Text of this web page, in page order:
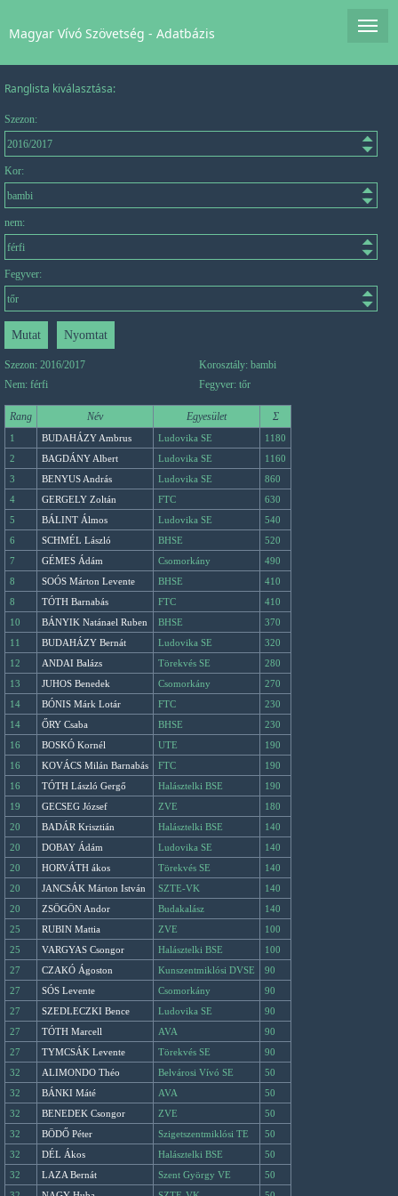
Magyar Vívó Szövetség - Adatbázis
Ranglista kiválasztása:
Szezon:
Kor:
nem:
Fegyver:
Szezon: 2016/2017
Korosztály: bambi
Nem: férfi
Fegyver: tőr
Rang Név Egyesület Σ
1 BUDAHÁZY Ambrus Ludovika SE
1180
2
BAGDÁNY Albert Ludovika SE
1160
3
BENYUS András Ludovika SE
860
4
GERGELY Zoltán FTC
630
5
BÁLINT Álmos Ludovika SE
540
6
SCHMÉL László BHSE
520
7
GÉMES Ádám Csomorkány
490
8
SOÓS Márton Levente BHSE
410
8
TÓTH Barnabás FTC
410
10
BÁNYIK Natánael Ruben BHSE
370
11
BUDAHÁZY Bernát Ludovika SE
320
12
ANDAI Balázs Törekvés SE
280
13
JUHOS Benedek Csomorkány
270
14
BÓNIS Márk Lotár FTC
230
14
ŐRY Csaba BHSE
230
16
BOSKÓ Kornél UTE
190
16
KOVÁCS Milán Barnabás FTC
190
16
TÓTH László Gergő Halásztelki BSE
190
19
GECSEG József ZVE
180
20
BADÁR Krisztián Halásztelki BSE
140
20
DOBAY Ádám Ludovika SE
140
20
HORVÁTH ákos Törekvés SE
140
20
JANCSÁK Márton István SZTE-VK
140
20
ZSÖGÖN Andor Budakalász
140
25
RUBIN Mattia ZVE
100
25
VARGYAS Csongor Halásztelki BSE
100
27
CZAKÓ Ágoston Kunszentmiklósi DVSE
90
27
SÓS Levente Csomorkány
90
27
SZEDLECZKI Bence Ludovika SE
90
27
TÓTH Marcell AVA
90
27
TYMCSÁK Levente Törekvés SE
90
32
ALIMONDO Théo Belvárosi Vívó SE
50
32
BÁNKI Máté AVA
50
32
BENEDEK Csongor ZVE
50
32
BÖDŐ Péter Szigetszentmiklósi TE
50
32
DÉL Ákos Halásztelki BSE
50
32
LAZA Bernát Szent György VE
50